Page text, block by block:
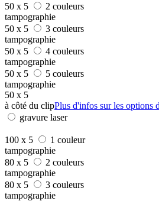
50 x 5
2 couleurs
tampographie
50 x 5
3 couleurs
tampographie
50 x 5
4 couleurs
tampographie
50 x 5
5 couleurs
tampographie
50 x 5
à côté du clipPlus d'infos sur les options
gravure laser
100 x 5
1 couleur
tampographie
80 x 5
2 couleurs
tampographie
80 x 5
3 couleurs
tampographie